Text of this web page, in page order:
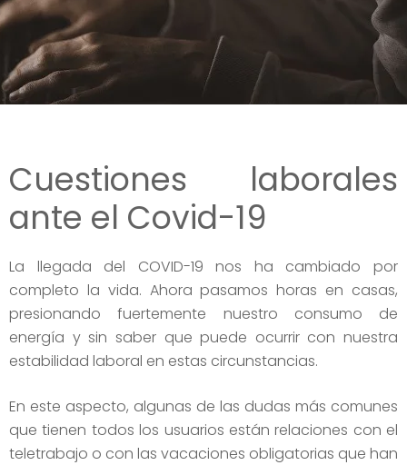
Cuestiones laborales
ante el Covid-19
La llegada del COVID-19 nos ha cambiado por
completo la vida. Ahora pasamos horas en casas,
presionando fuertemente nuestro consumo de
energía y sin saber que puede ocurrir con nuestra
estabilidad laboral en estas circunstancias.
En este aspecto, algunas de las dudas más comunes
que tienen todos los usuarios están relaciones con el
teletrabajo o con las vacaciones obligatorias que han